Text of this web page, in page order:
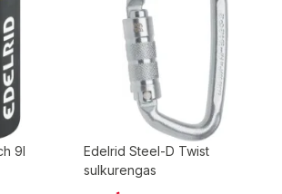
9l
Edelrid Steel-D Twist
sulkurengas